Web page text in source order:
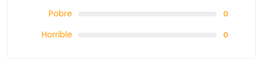
Pobre 0
Horrible 0